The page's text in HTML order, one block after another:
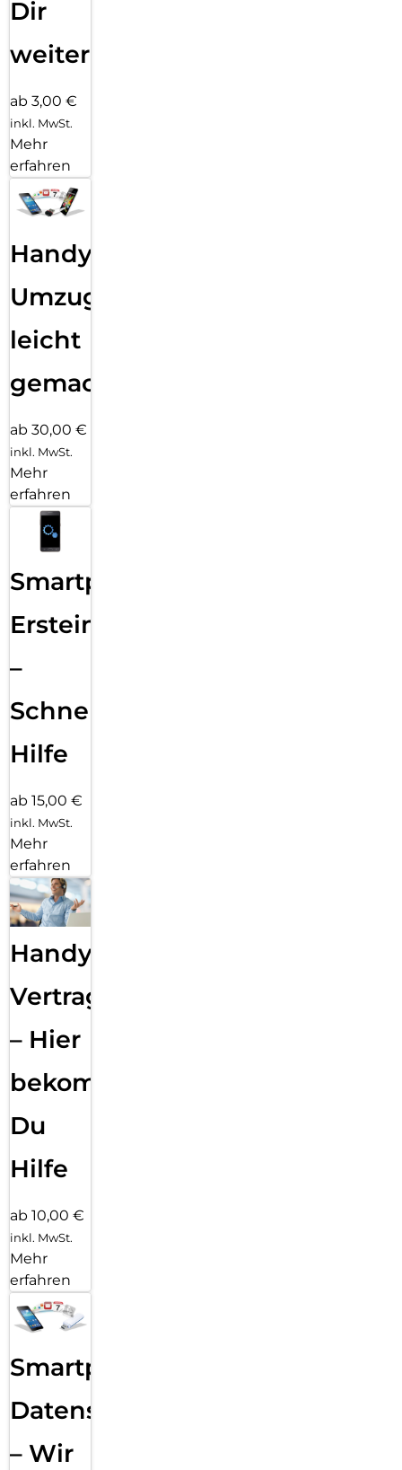
Dir
weiter
ab 3,00 €
inkl. MwSt.
Mehr
erfahren
Handy
Umzug
leicht
gemacht!
ab 30,00 €
inkl. MwSt.
Mehr
erfahren
Smartphone
Ersteinrichtung
–
Schnelle
Hilfe
ab 15,00 €
inkl. MwSt.
Mehr
erfahren
Handy
Vertragsabwicklung
– Hier
bekommst
Du
Hilfe
ab 10,00 €
inkl. MwSt.
Mehr
erfahren
Smartphone
Datensicherung
– Wir